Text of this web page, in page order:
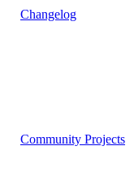
Changelog
Community Projects